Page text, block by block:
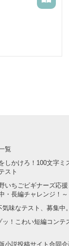
覧
しかけろ！100文字ミ
スト
いちごビギナーズ応援
・長編チャレンジ！～
味なテスト、募集中。
ッ！こわい短編コンテ
小説投稿サイト合同